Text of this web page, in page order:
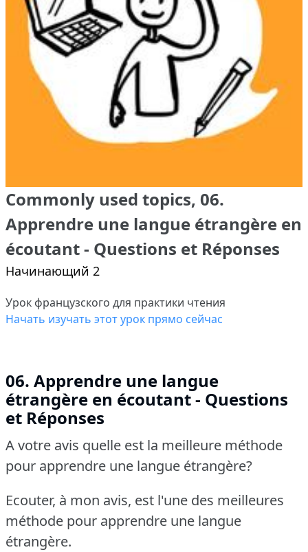
Commonly used topics, 06.
Apprendre une langue étrangère en
écoutant - Questions et Réponses
Начинающий 2
Урок французского для практики чтения
Начать изучать этот урок прямо сейчас
06. Apprendre une langue
étrangère en écoutant - Questions
et Réponses
A votre avis quelle est la meilleure méthode
pour apprendre une langue étrangère?
Ecouter, à mon avis, est l'une des meilleures
méthode pour apprendre une langue
étrangère.